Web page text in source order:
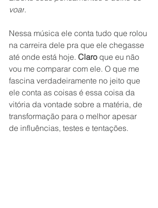
voar.
Nessa música ele conta tudo que rolou
na carreira dele pra que ele chegasse
até onde está hoje. Claro que eu não
vou me comparar com ele. O que me
fascina verdadeiramente no jeito que
ele conta as coisas é essa coisa da
vitória da vontade sobre a matéria, de
transformação para o melhor apesar
de influências, testes e tentações.